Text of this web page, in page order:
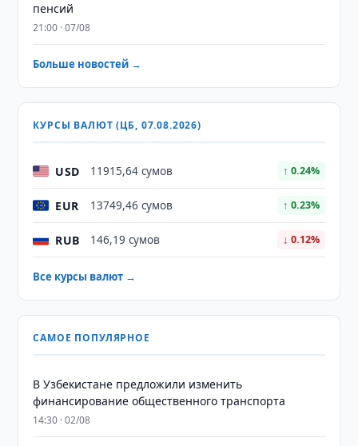
пенсий
21:00 · 07/08
Больше новостей →
КУРСЫ ВАЛЮТ (ЦБ, 07.08.2026)
USD 11915,64 сумов ↑ 0.24%
EUR 13749,46 сумов ↑ 0.23%
RUB 146,19 сумов ↓ 0.12%
Все курсы валют →
САМОЕ ПОПУЛЯРНОЕ
В Узбекистане предложили изменить
финансирование общественного транспорта
14:30 · 02/08